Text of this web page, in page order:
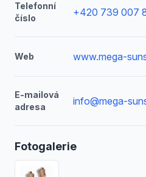
Telefonní
číslo
+420 739 007
Web www.mega-
E-mailová
adresa
info@mega-
Fotogalerie